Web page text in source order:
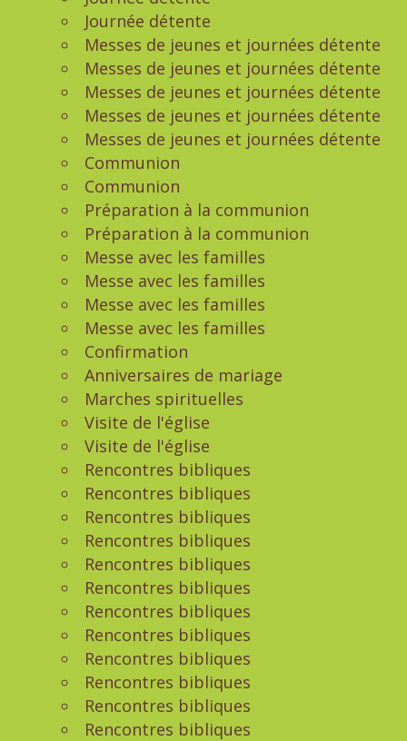
Journée détente
Messes de jeunes et journées détente
Messes de jeunes et journées détente
Messes de jeunes et journées détente
Messes de jeunes et journées détente
Messes de jeunes et journées détente
Communion
Communion
Préparation à la communion
Préparation à la communion
Messe avec les familles
Messe avec les familles
Messe avec les familles
Messe avec les familles
Confirmation
Anniversaires de mariage
Marches spirituelles
Visite de l'église
Visite de l'église
Rencontres bibliques
Rencontres bibliques
Rencontres bibliques
Rencontres bibliques
Rencontres bibliques
Rencontres bibliques
Rencontres bibliques
Rencontres bibliques
Rencontres bibliques
Rencontres bibliques
Rencontres bibliques
Rencontres bibliques